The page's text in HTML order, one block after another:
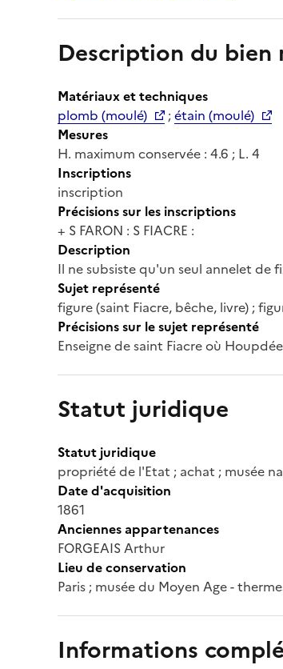
Description du bien
Matériaux et techniques
plomb (moulé)
;étain (moulé)
Mesures
H. maximum conservée : 4.6 ; L. 4
Inscriptions
inscription
Précisions sur les inscriptions
+ S FARON : S FIACRE :
Description
Il ne subsiste qu'un seul annelet de
Sujet représenté
figure (saint Fiacre, bêche, livre) ;
Précisions sur le sujet représenté
Enseigne de saint Fiacre où
Statut juridique
Statut juridique
propriété de l'Etat ; achat ; musée
Date d'acquisition
1861
Anciennes appartenances
FORGEAIS Arthur
Lieu de conservation
Paris ; musée du Moyen Age -
Informations